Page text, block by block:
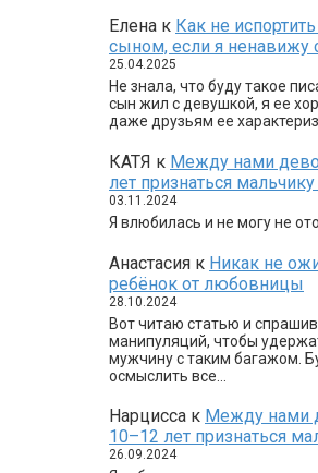
Елена к Как не
сыном, если я ненавижу
25.04.2025
Не знала, что буду такое
сын жил с девушкой, я ее
даже друзьям ее
КАТЯ к Между нами
лет признаться
03.11.2024
Я влюбилась и не могу не
Анастасия к Никак не
ребёнок от любовницы
28.10.2024
Вот читаю статью и
манипуляций, чтобы
мужчину с таким багажом.
осмыслить все…
Нарцисса к Между нами
10–12 лет признаться
26.09.2024